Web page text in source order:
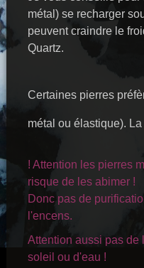
métal) se recharger
peuvent craindre le
Quartz.
Certaines pierres
métal ou élastique).
! Attention les pierres
risque de les abimer !
Donc pas de
l'encens.
Attention aussi pas de
soleil ou d'eau !